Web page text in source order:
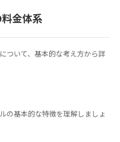
金体系
ついて、基本的な考え方から詳
基本的な特徴を理解しましょ